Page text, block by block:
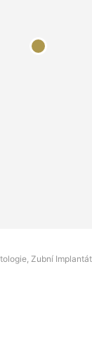
Zubní